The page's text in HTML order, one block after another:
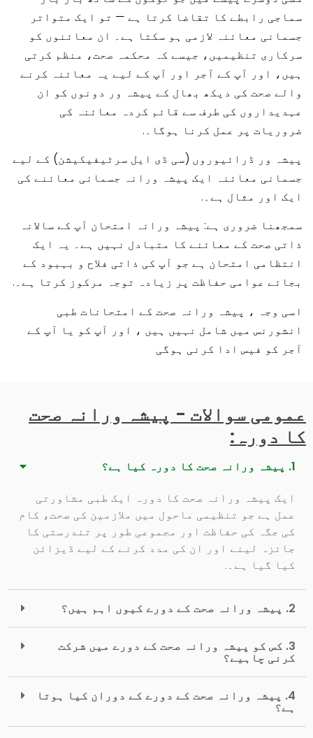
سماجی رابطے کا تقاضا کرتا ہے — تو ایک متواتر
جسمانی معائنہ لازمی ہو سکتا ہے۔ ان معائنوں کو
سرکاری تنظیمیں، جیسے کہ محکمہ صحت، منظم کرتی
ہیں، اور آپ کے آجر اور آپ کے لیے یہ معائنہ کرنے
والے صحت کی دیکھ بھال کے پیشہ ور دونوں کو ان
عہدیداروں کی طرف سے قائم کردہ معائنہ کی
ضروریات پر عمل کرنا ہوگا۔.
پیشہ ور ڈرائیوروں (سی ڈی ایل سرٹیفیکیشن) کے لیے
جسمانی معائنہ ایک پیشہ ورانہ جسمانی معائنے کی
ایک اور مثال ہے۔.
سمجھنا ضروری ہے: پیشہ ورانہ امتحان آپ کے سالانہ
ذاتی صحت کے معائنے کا متبادل نہیں ہے۔ یہ ایک
انتظامی امتحان ہے جو آپ کی ذاتی فلاح و بہبود کے
بجائے عوامی حفاظت پر زیادہ توجہ مرکوز کرتا ہے۔.
اسی وجہ ، پیشہ ورانہ صحت کے امتحانات طبی
انشورنس میں شامل نہیں ہیں ، اور آپ کو یا آپ کے
آجر کو فیس ادا کرنی ہوگی
عمومی سوالات - پیشہ ورانہ صحت
کا دورہ:
1. پیشہ ورانہ صحت کا دورہ کیا ہے؟
ایک پیشہ ورانہ صحت کا دورہ ایک طبی مشاورتی
عمل ہے جو تنظیمی ماحول میں ملازمین کی صحت، کام
کی جگہ کی حفاظت اور مجموعی طور پر تندرستی کا
جائزہ لینے اور ان کی مدد کرنے کے لیے ڈیزائن
کیا گیا ہے۔.
2. پیشہ ورانہ صحت کے دورے کیوں اہم ہیں؟
3. کس کو پیشہ ورانہ صحت کے دورے میں شرکت
کرنی چاہیے؟
4. پیشہ ورانہ صحت کے دورے کے دوران کیا ہوتا
ہے؟